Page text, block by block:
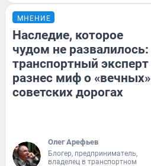
МНЕНИЕ
Наследие, которое
чудом не развалилось:
транспортный эксперт
разнес миф о «вечных»
советских дорогах
Олег Арефьев
Блогер, предприниматель,
владелец в транспортном